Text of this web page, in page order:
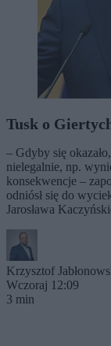
Tusk o
– Gdyby się
nielegalnie, np.
konsekwencje –
odniósł się do
Jarosława
Krzysztof
Wczoraj 12:09
3 min